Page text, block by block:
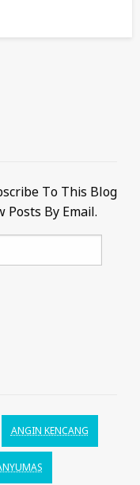
To This Blog
Posts By Email.
ANGIN KENCANG